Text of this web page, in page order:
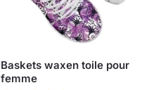
Baskets waxen toile pour
femme